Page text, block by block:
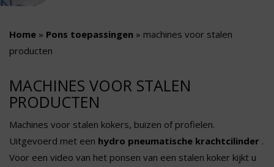
Home » Pons toepassingen » machines voor stalen
producten
MACHINES VOOR STALEN
PRODUCTEN
Machines voor stalen kokers, buizen of profielen.
Uitgevoerd met een hydro pneumatische krachtcilinder .
Voor een video van het ponsen van een stalen koker kijkt u